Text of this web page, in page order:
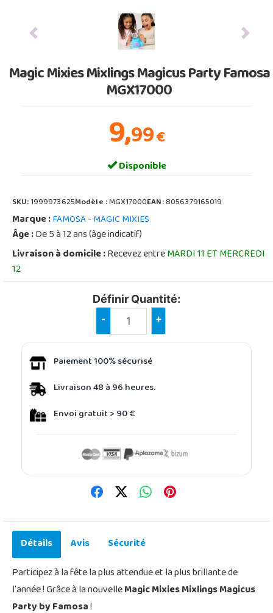
Previous Next
Magic Mixies Mixlings Magicus Party Famosa
MGX17000
9,99€
Disponible
SKU:1999973625Modèle :MGX17000EAN:8056379165019
Marque :FAMOSA-MAGIC MIXIES
Âge :De 5 à 12 ans (âge indicatif)
Livraison à domicile :Recevez entreMARDI 11 ET MERCREDI
12
Définir Quantité:
- +
Paiement 100% sécurisé
Livraison 48 à 96 heures.
Envoi gratuit > 90 €
Détails Avis
Sécurité
Participez à la fête la plus attendue et la plus brillante de
l'année ! Grâce à la nouvelleMagic Mixies Mixlings Magicus
Party by Famosa!